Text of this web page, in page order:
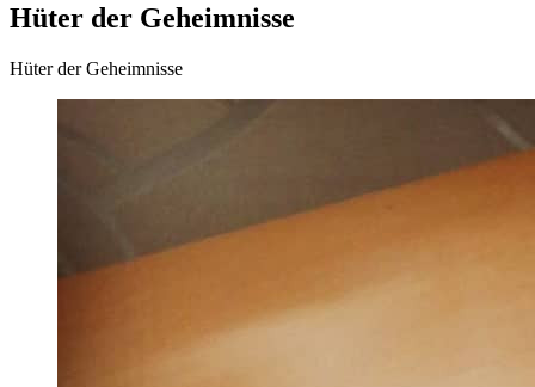
Hüter der Geheimnisse
Hüter der Geheimnisse